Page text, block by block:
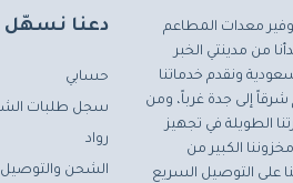
معدات المطاعم
من مدينتي الخبر
ونقدم خدماتنا
إلى جدة غرباً، ومن
الطويلة في تجهيز
الكبير من
على التوصيل السريع
دعنا نسهّل
حسابي
سجل طلبات
رواد
الشحن والتوصيل